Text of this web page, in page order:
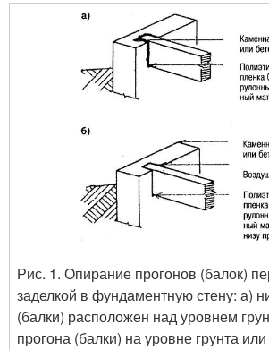
Рис. 1. Опирание прогонов (балок)
заделкой в фундаментную стену: а)
(балки) расположен над уровнем
прогона (балки) на уровне грунта